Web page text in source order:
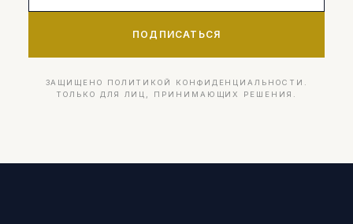
ПОДПИСАТЬСЯ
ЗАЩИЩЕНО ПОЛИТИКОЙ КОНФИДЕНЦИАЛЬНОСТИ.
ТОЛЬКО ДЛЯ ЛИЦ, ПРИНИМАЮЩИХ РЕШЕНИЯ.